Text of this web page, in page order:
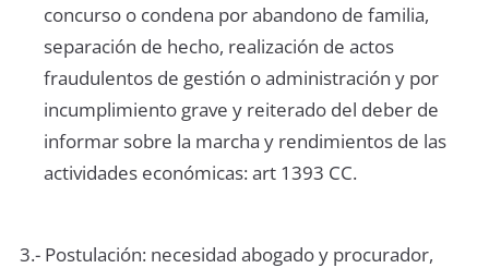
concurso o condena por abandono de familia,
separación de hecho, realización de actos
fraudulentos de gestión o administración y por
incumplimiento grave y reiterado del deber de
informar sobre la marcha y rendimientos de las
actividades económicas: art 1393 CC.
3.- Postulación: necesidad abogado y procurador,